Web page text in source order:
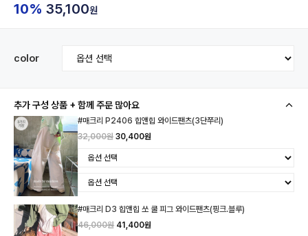
10% 35,100원
color
추가 구성 상품 + 함께 주문 많아요
#매크리 P2406 힙앤힙 와이드팬츠(3단쭈리)
32,000원 30,400원
#매크리 D3 힙앤힙 쏘 쿨 피그 와이드팬츠(핑크.블루)
46,000원 41,400원